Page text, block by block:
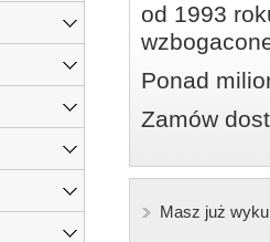
od 1993
Ponad
Zamów
Masz już